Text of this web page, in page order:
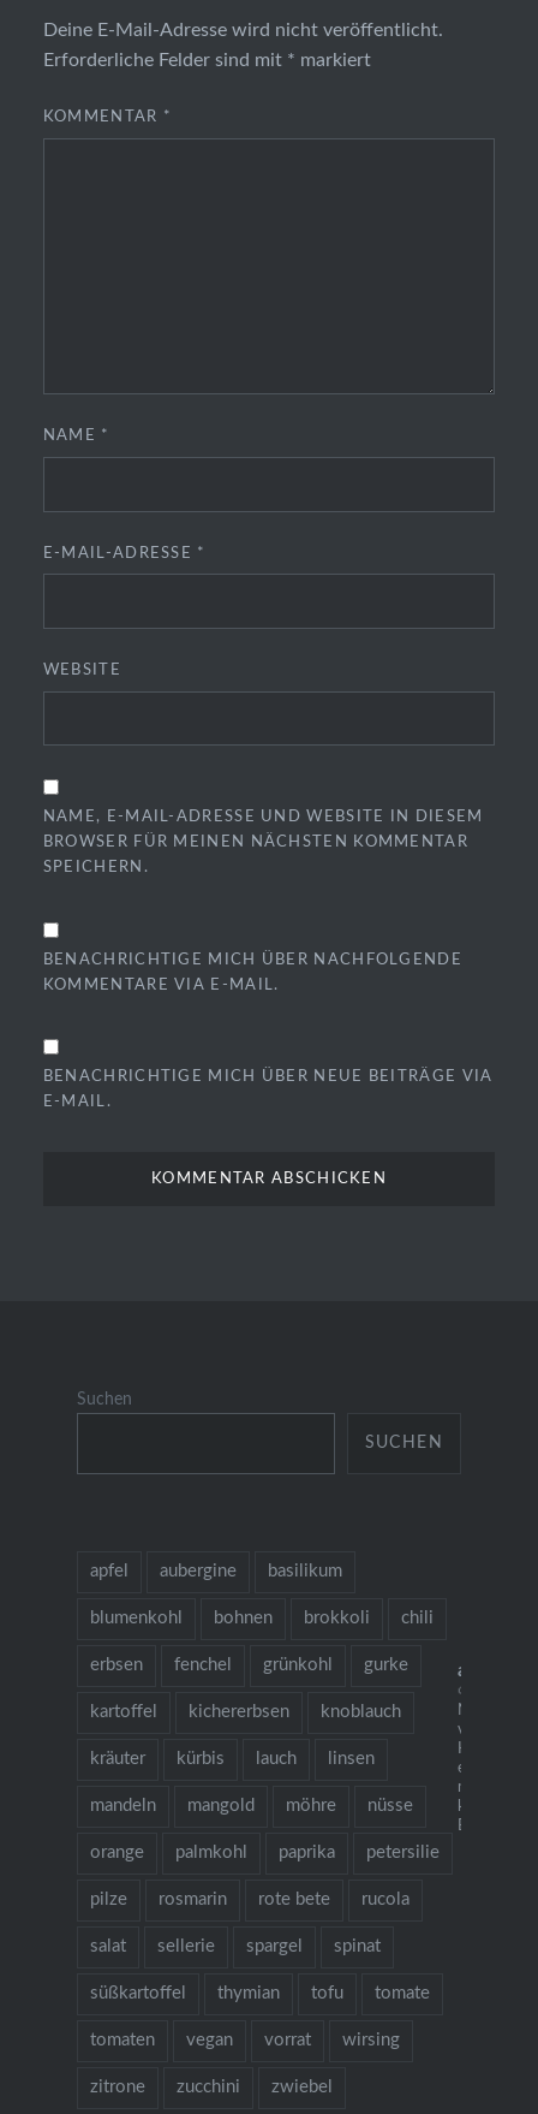
Deine E-Mail-Adresse wird nicht veröffentlicht.
Erforderliche Felder sind mit * markiert
KOMMENTAR *
NAME *
E-MAIL-ADRESSE *
WEBSITE
NAME, E-MAIL-ADRESSE UND WEBSITE IN DIESEM
BROWSER FÜR MEINEN NÄCHSTEN KOMMENTAR
SPEICHERN.
BENACHRICHTIGE MICH ÜBER NACHFOLGENDE
KOMMENTARE VIA E-MAIL.
BENACHRICHTIGE MICH ÜBER NEUE BEITRÄGE VIA
E-MAIL.
Suchen
SUCHEN
apfel aubergine basilikum
blumenkohl bohnen brokkoli chili
erbsen fenchel grünkohl gurke
kartoffel kichererbsen knoblauch
kräuter kürbis lauch linsen
mandeln mangold möhre nüsse
orange palmkohl paprika petersilie
pilze rosmarin rote bete rucola
salat sellerie spargel spinat
süßkartoffel thymian tofu tomate
tomaten vegan vorrat wirsing
zitrone zucchini zwiebel
🌱 grow
Neu: mein
Kochbuch
es gibt
mehr als
köstlichen
Bestellung